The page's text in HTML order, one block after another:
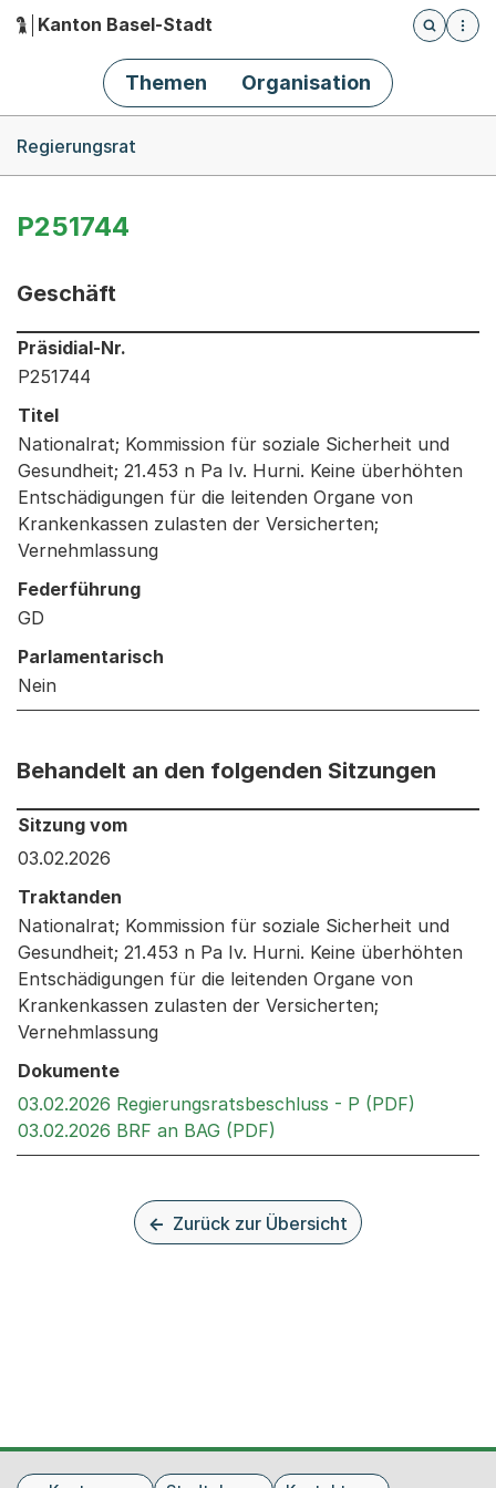
Hauptnavigation
Kanton Basel-Stadt
Öffnet
Themen Organisation
Regierungsrat
P251744
Geschäft
Informationen zum Ausgewählten Geschäft
Präsidial-Nr.
P251744
Titel
Nationalrat; Kommission für soziale Sicherheit und
Gesundheit; 21.453 n Pa Iv. Hurni. Keine überhöhten
Entschädigungen für die leitenden Organe von
Krankenkassen zulasten der Versicherten;
Vernehmlassung
Federführung
GD
Parlamentarisch
Nein
Behandelt an den folgenden Sitzungen
Behandelt an den folgenden Sitzungen: Informationen
Sitzung vom
03.02.2026
Traktanden
Nationalrat; Kommission für soziale Sicherheit und
Gesundheit; 21.453 n Pa Iv. Hurni. Keine überhöhten
Entschädigungen für die leitenden Organe von
Krankenkassen zulasten der Versicherten;
Vernehmlassung
Dokumente
03.02.2026 Regierungsratsbeschluss - P (PDF)
03.02.2026 BRF an BAG (PDF)
Zurück zur Übersicht